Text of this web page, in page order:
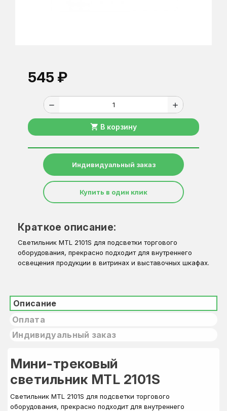
545 ₽
remove add
shopping_cart В корзину
Индивидуальный заказ
Купить в один клик
Краткое описание:
Светильник MTL 2101S для подсветки торгового
оборудования, прекрасно подходит для внутреннего
освещения продукции в витринах и выставочных шкафах.
Описание
Оплата
Индивидуальный заказ
Мини-трековый
светильник MTL 2101S
Светильник MTL 2101S для подсветки торгового
оборудования, прекрасно подходит для внутреннего